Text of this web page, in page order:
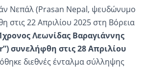
Νεπάλ (Prasan Nepal, ψευδώνυμο
στις 22 Απριλίου 2025 στη Βόρεια
Λεωνίδας Βαραγιάννης
συνελήφθη στις 28 Απριλίου
διεθνές ένταλμα σύλληψης